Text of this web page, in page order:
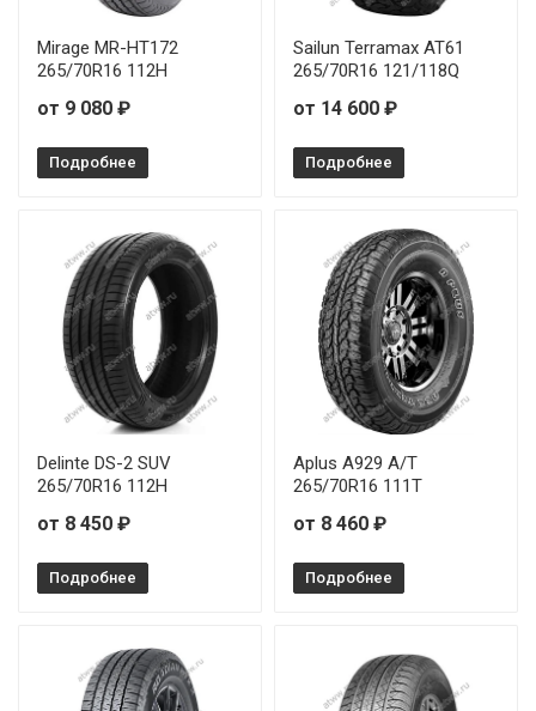
Mirage MR-HT172
265/70R16 112H
от 9 080 ₽
Подробнее
Sailun Terramax AT61
265/70R16 121/118Q
от 14 600 ₽
Подробнее
Delinte DS-2 SUV
265/70R16 112H
от 8 450 ₽
Подробнее
Aplus A929 A/T
265/70R16 111T
от 8 460 ₽
Подробнее